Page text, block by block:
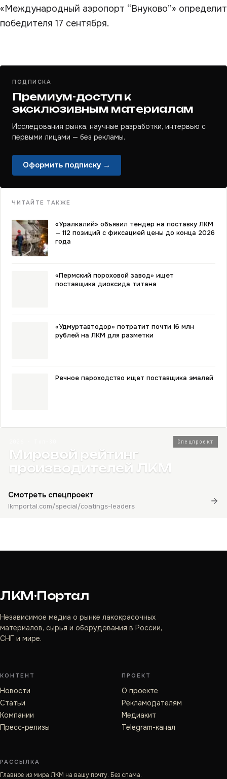
«Международный аэропорт “Внуково”» определит
победителя 17 сентября.
ПОДПИСКА
Премиум-доступ к
эксклюзивным материалам
Исследования рынка, научные разработки, интервью с
первыми лицами — без рекламы.
Оформить подписку →
ЧИТАЙТЕ ТАКЖЕ
«Уралкалий» объявил тендер на поставку ЛКМ
— 112 позиций с фиксацией цены до конца 2026
года
«Пермский пороховой завод» ищет
поставщика диоксида титана
«Удмуртавтодор» потратит почти 16 млн
рублей на ЛКМ для разметки
Речное пароходство ищет поставщика эмалей
Спецпроект
Мировой рейтинг
производителей ЛКМ
Смотреть спецпроект
lkmportal.com/special/coatings-leaders
ЛКМ·Портал
Независимое медиа о рынке лакокрасочных
материалов, сырья и оборудования в России,
СНГ и мире.
КОНТЕНТ
Новости
Статьи
Компании
Пресс-релизы
ПРОЕКТ
О проекте
Рекламодателям
Медиакит
Telegram-канал
РАССЫЛКА
Главное из мира ЛКМ на вашу почту. Без спама.